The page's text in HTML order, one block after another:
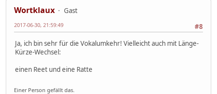
Wortklaux
Gast
#8
2017-06-30, 21:59:49
Ja, ich bin sehr für die Vokalumkehr! Vielleicht auch mit Länge-
Kürze-Wechsel:
einen Reet und eine Ratte
Einer Person gefällt das.